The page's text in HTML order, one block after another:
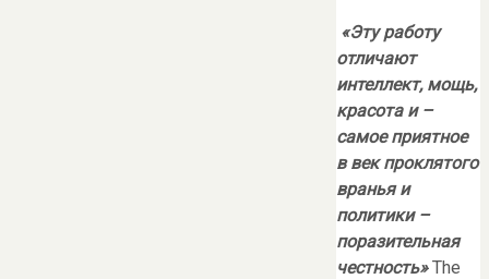
«Эту работу
отличают
интеллект, мощь,
красота и –
самое приятное
в век проклятого
вранья и
политики –
поразительная
честность»The